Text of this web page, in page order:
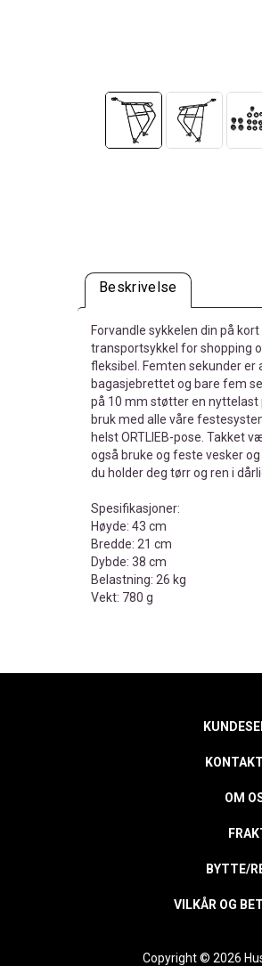
Beskrivelse
Forvandle sykkelen din på
transportsykkel for shopping
fleksibel. Femten sekunder
bagasjebrettet og bare fem
på 10 mm støtter en nyttelast
bruk med alle våre
helst ORTLIEB-pose. Takket
også bruke og feste vesker
du holder deg tørr og ren i
Spesifikasjoner:
Høyde: 43 cm
Bredde: 21 cm
Dybde: 38 cm
Belastning: 26 kg
Vekt: 780 g
OM
BYTTE/
VILKÅR OG
Copyright © 2026